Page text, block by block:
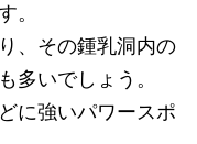
。
、その鍾乳洞内の
多いでしょう。
に強いパワースポ